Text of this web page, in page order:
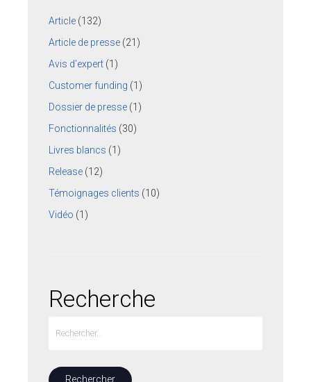
Article (132)
Article de presse (21)
Avis d'expert (1)
Customer funding (1)
Dossier de presse (1)
Fonctionnalités (30)
Livres blancs (1)
Release (12)
Témoignages clients (10)
Vidéo (1)
Recherche